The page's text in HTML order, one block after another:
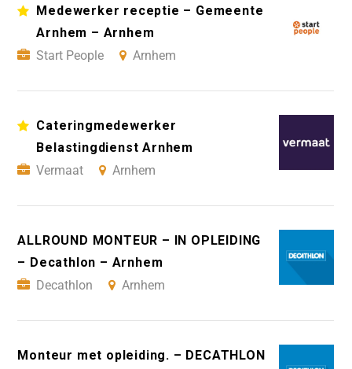
Medewerker receptie – Gemeente
Arnhem – Arnhem
Start People
Arnhem
Cateringmedewerker
Belastingdienst Arnhem
Vermaat
Arnhem
ALLROUND MONTEUR – IN OPLEIDING
– Decathlon – Arnhem
Decathlon
Arnhem
Monteur met opleiding. – DECATHLON